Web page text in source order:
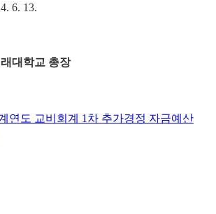
13.
학교 총장
연도 교비회계 1차 추가경정 자금예산